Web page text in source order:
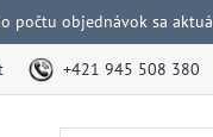
počtu objednávok sa
+421 945 508 380